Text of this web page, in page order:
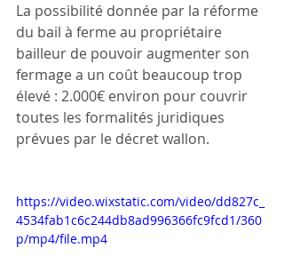
La possibilité donnée par la réforme
du bail à ferme au propriétaire
bailleur de pouvoir augmenter son
fermage a un coût beaucoup trop
élevé : 2.000€ environ pour couvrir
toutes les formalités juridiques
prévues par le décret wallon.
https://video.wixstatic.com/video/dd827c_
4534fab1c6c244db8ad996366fc9fcd1/360
p/mp4/file.mp4